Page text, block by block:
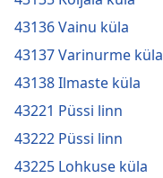
43136 Vainu küla
43137 Varinurme küla
43138 Ilmaste küla
43221 Püssi linn
43222 Püssi linn
43225 Lohkuse küla